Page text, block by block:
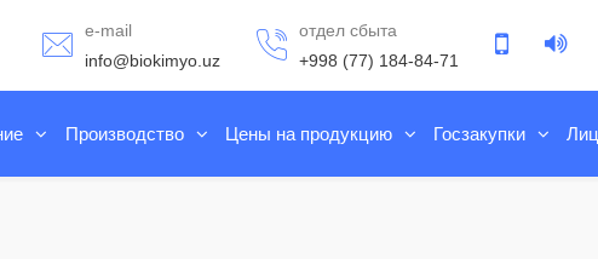
e-mail
info@biokimyo.uz
отдел сбыта
+998 (77) 184-84-71
Производство Цены на продукцию Госзакупки